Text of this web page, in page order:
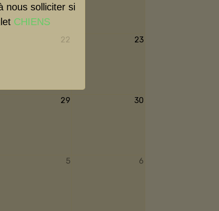
22 23
29 30
5 6
nous solliciter si
CHIENS